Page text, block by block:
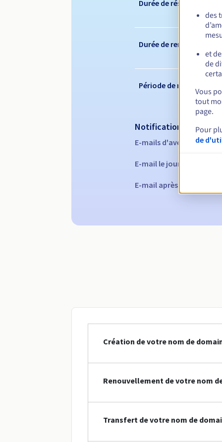
Durée de réservation
Durée de renouvellement
Période de rédemption
Notifications
E-mails d'avertissement :
E-mail le jour de
E-mail après la période
Création de votre nom de
Renouvellement de votre nom
Transfert de votre nom de
des
et
de
Vous
tout
page.
Pour
de